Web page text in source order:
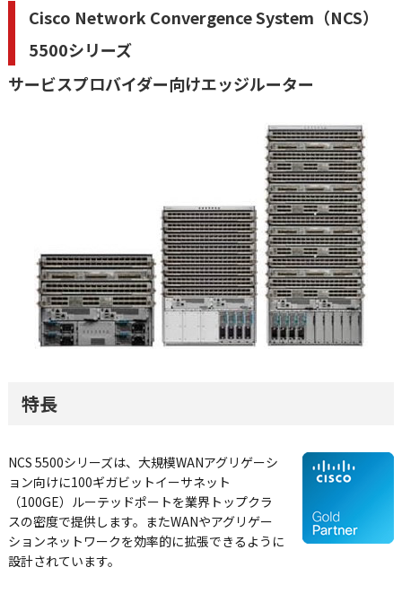
Cisco Network Convergence System（NCS）
5500シリーズ
サービスプロバイダー向けエッジルーター
特長
NCS 5500シリーズは、大規模WANアグリゲーシ
ョン向けに100ギガビットイーサネット
（100GE）ルーテッドポートを業界トップクラ
スの密度で提供します。またWANやアグリゲー
ションネットワークを効率的に拡張できるように
設計されています。